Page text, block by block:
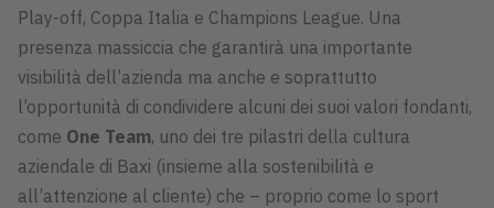
Play-off, Coppa Italia e Champions League. Una
presenza massiccia che garantirà una importante
visibilità dell’azienda ma anche e soprattutto
l’opportunità di condividere alcuni dei suoi valori fondanti,
come One Team, uno dei tre pilastri della cultura
aziendale di Baxi (insieme alla sostenibilità e
all’attenzione al cliente) che – proprio come lo sport